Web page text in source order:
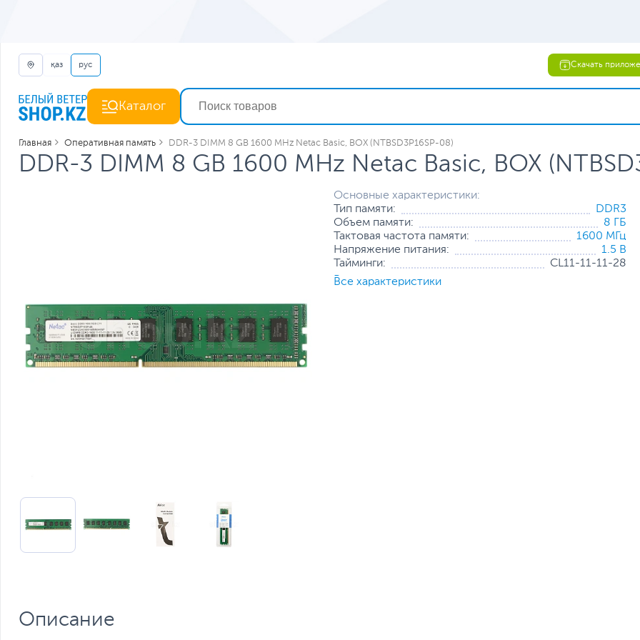
қаз рус Скачать
Каталог
Главная Оперативная память DDR-3 DIMM 8 GB 1600 MHz Netac Basic, BOX (NTBSD3P16SP-08)
DDR-3 DIMM 8 GB 1600 MHz Netac Basic, BOX
Основные характеристики:
Тип памяти:
DDR3
Объем памяти:
8 ГБ
Тактовая частота памяти:
1600 МГц
Напряжение питания:
1.5 В
Тайминги:
CL11-11-11-28
Все характеристики
Все характеристики
Описание